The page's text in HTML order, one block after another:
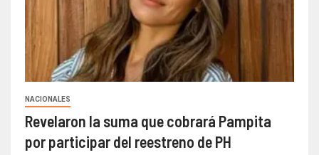
NACIONALES
Revelaron la suma que cobrará Pampita
por participar del reestreno de PH